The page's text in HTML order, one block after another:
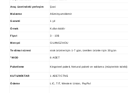
Araç üzerindeki yerleşim Şasi
Malzeme Alüminyum/demir
Garanti 1 yıl
Örnek Kullanılabilir
Fiyat 3 - 10$
Menşei GUANGZHOU
Teslimat süresi stok ürünleri için 1-7 gün, üretilen ürünler için 30 gün
"MOD 6 ADET
Paketleme Kingsteel paketi, Netural paketi ve saklama (müşterinin talebi)
KUTU/MİKTAR 1 ADET/CTNS
Ödeme L/C, T/T, Western Union, PayPal